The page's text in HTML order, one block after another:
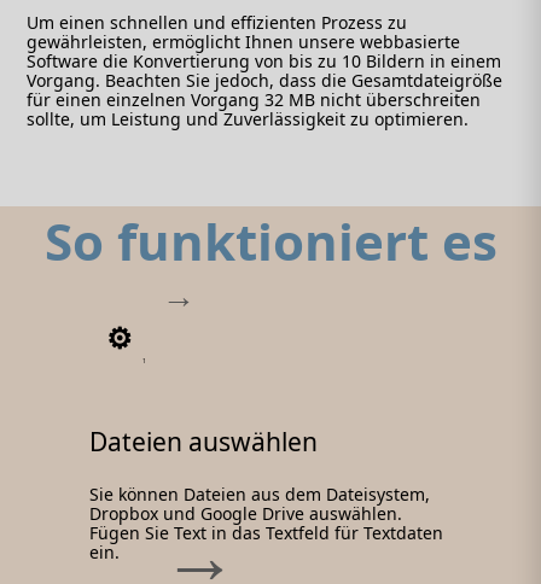
Um einen schnellen und effizienten Prozess zu
gewährleisten, ermöglicht Ihnen unsere webbasierte
Software die Konvertierung von bis zu 10 Bildern in einem
Vorgang. Beachten Sie jedoch, dass die Gesamtdateigröße
für einen einzelnen Vorgang 32 MB nicht überschreiten
sollte, um Leistung und Zuverlässigkeit zu optimieren.
So funktioniert es
1
Dateien auswählen
Sie können Dateien aus dem Dateisystem,
Dropbox und Google Drive auswählen.
Fügen Sie Text in das Textfeld für Textdaten
ein.